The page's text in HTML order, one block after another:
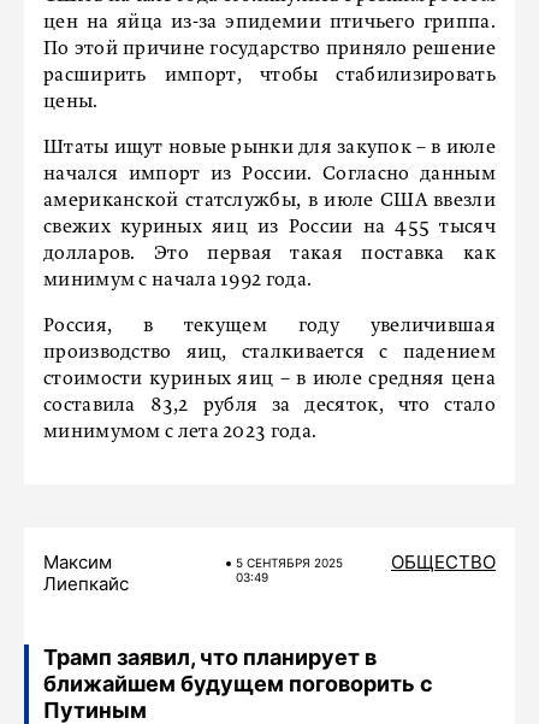
цен на яйца из-за эпидемии птичьего гриппа.
По этой причине государство приняло решение
расширить импорт, чтобы стабилизировать
цены.
Штаты ищут новые рынки для закупок – в июле
начался импорт из России. Согласно данным
американской статслужбы, в июле США ввезли
свежих куриных яиц из России на 455 тысяч
долларов. Это первая такая поставка как
минимум с начала 1992 года.
Россия, в текущем году увеличившая
производство яиц, сталкивается с падением
стоимости куриных яиц – в июле средняя цена
составила 83,2 рубля за десяток, что стало
минимумом с лета 2023 года.
Максим
Лиепкайс
5 СЕНТЯБРЯ 2025
03:49
ОБЩЕСТВО
Трамп заявил, что планирует в
ближайшем будущем поговорить с
Путиным